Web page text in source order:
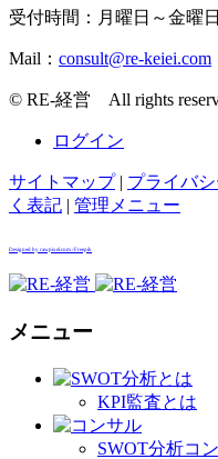
受付時間：月曜日～金曜
Mail：
© RE-経営 All rights
ログイン
サイトマップ プライバ
く表記
管理メニュー
Designed by rawpixel.com / Freepik
メニュー
KPI監査とは
SWOT分析コ